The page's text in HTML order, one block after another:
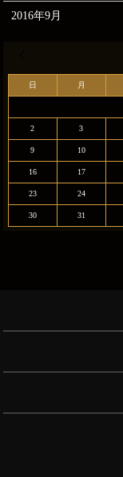
2016年9月
日 月
2 3
9 10
16 17
23 24
30 31